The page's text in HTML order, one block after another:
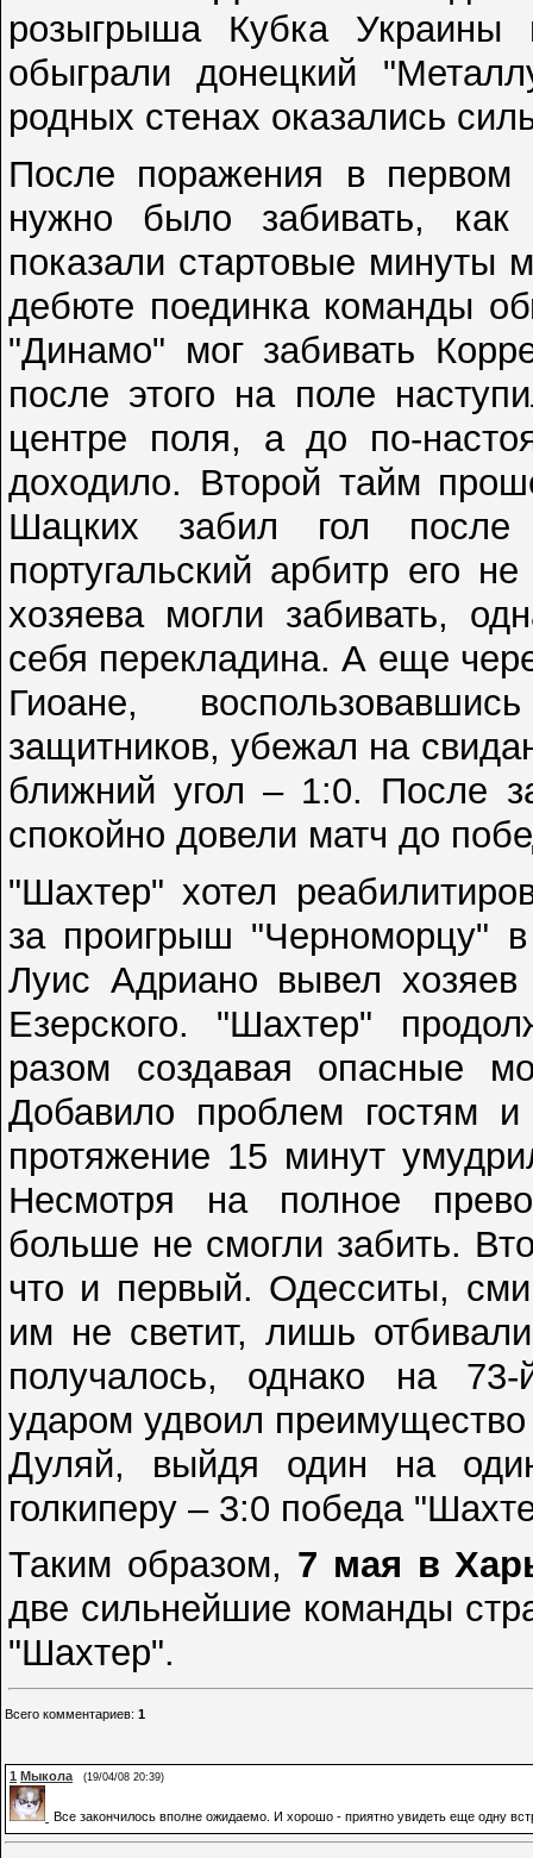
розыгрыша Кубка
обыграли донецкий
родных стенах оказались
После поражения в первом
нужно было забивать,
показали стартовые минуты
дебюте поединка команды
"Динамо" мог забивать
после этого на поле
центре поля, а до по-
доходило. Второй тайм
Шацких забил гол после
португальский арбитр его
хозяева могли забивать,
себя перекладина. А еще
Гиоане,
защитников, убежал на
ближний угол – 1:0. После
спокойно довели матч до
"Шахтер" хотел
за проигрыш "Черноморцу"
Луис Адриано вывел
Езерского. "Шахтер"
разом создавая опасные
Добавило проблем гостям
протяжение 15 минут
Несмотря на полное
больше не смогли забить.
что и первый. Одесситы,
им не светит, лишь
получалось, однако на
ударом удвоил
Дуляй, выйдя один на
голкиперу – 3:0 победа
Таким образом, 7 мая в
две сильнейшие команды
"Шахтер".
Всего комментариев: 1
1 Мыкола (19/04/08 20:39)
Все закончилось вполне ожидаемо. И хорошо - приятно увидеть еще одну